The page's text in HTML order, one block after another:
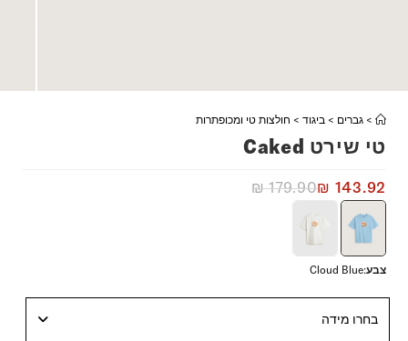
> גברים > ביגוד > חולצות טי ומכופתרות
טי שירט Caked
₪179.90₪ 143.92
צבע:
Cloud Blue
בחרו מידה